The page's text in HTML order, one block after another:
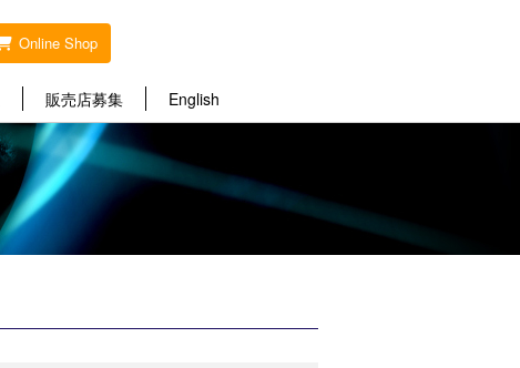
Online Shop
販売店募集 English